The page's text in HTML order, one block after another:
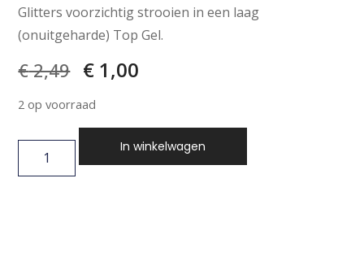
Glitters voorzichtig strooien in een laag
(onuitgeharde) Top Gel.
€2,49 € 1,00
2 op voorraad
In winkelwagen